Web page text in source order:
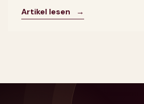
Artikel lesen
→